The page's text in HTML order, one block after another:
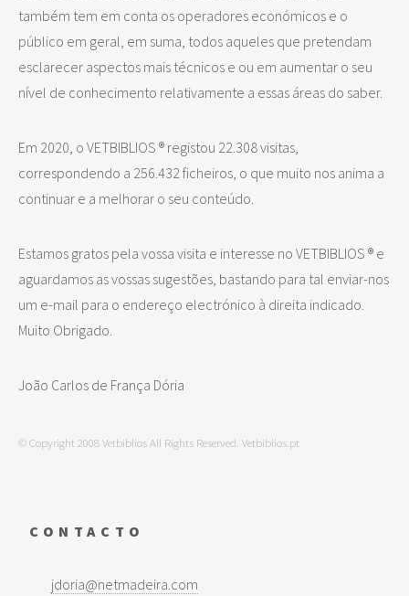
também tem em conta os operadores económicos e o
público em geral, em suma, todos aqueles que pretendam
esclarecer aspectos mais técnicos e ou em aumentar o seu
nível de conhecimento relativamente a essas áreas do saber.
Em 2020, o VETBIBLIOS ® registou 22.308 visitas,
correspondendo a 256.432 ficheiros, o que muito nos anima a
continuar e a melhorar o seu conteúdo.
Estamos gratos pela vossa visita e interesse no VETBIBLIOS ® e
aguardamos as vossas sugestões, bastando para tal enviar-nos
um e-mail para o endereço electrónico à direita indicado.
Muito Obrigado.
João Carlos de França Dória
© Copyright 2008 Vetbiblios All Rights Reserved. Vetbiblios.pt
CONTACTO
jdoria@netmadeira.com